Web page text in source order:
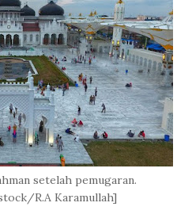
setelah pemugaran.
R.A Karamullah]